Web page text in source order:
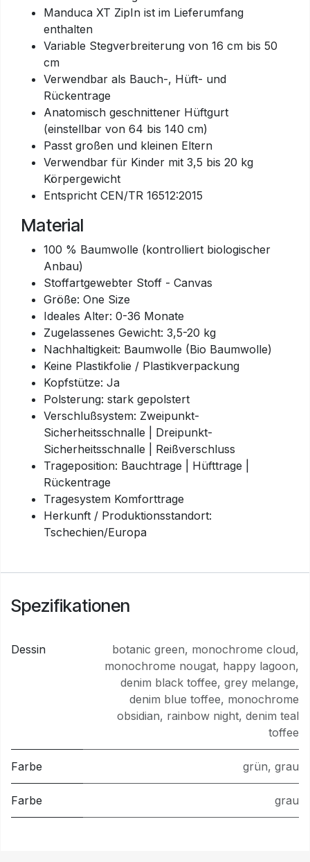
Manduca XT ZipIn ist im Lieferumfang
enthalten
Variable Stegverbreiterung von 16 cm bis 50
cm
Verwendbar als Bauch-, Hüft- und
Rückentrage
Anatomisch geschnittener Hüftgurt
(einstellbar von 64 bis 140 cm)
Passt großen und kleinen Eltern
Verwendbar für Kinder mit 3,5 bis 20 kg
Körpergewicht
Entspricht CEN/TR 16512:2015
Material
100 % Baumwolle (kontrolliert biologischer
Anbau)
Stoffartgewebter Stoff - Canvas
Größe: One Size
Ideales Alter: 0-36 Monate
Zugelassenes Gewicht: 3,5-20 kg
Nachhaltigkeit: Baumwolle (Bio Baumwolle)
Keine Plastikfolie / Plastikverpackung
Kopfstütze: Ja
Polsterung: stark gepolstert
Verschlußsystem: Zweipunkt-
Sicherheitsschnalle | Dreipunkt-
Sicherheitsschnalle | Reißverschluss
Trageposition: Bauchtrage | Hüfttrage |
Rückentrage
Tragesystem Komforttrage
Herkunft / Produktionsstandort:
Tschechien/Europa
Spezifikationen
Dessin botanic green, monochrome cloud,
monochrome nougat, happy lagoon,
denim black toffee, grey melange,
denim blue toffee, monochrome
obsidian, rainbow night, denim teal
toffee
Farbe grün, grau
Farbe grau